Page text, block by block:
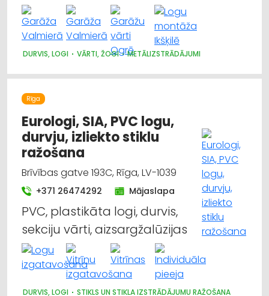
DURVIS, LOGI VĀRTI, ŽOGI METĀLIZSTRĀDĀJUMI
Rīga
Eurologi, SIA, PVC logu,
durvju, izliekto stiklu
ražošana
Brīvības gatve 193C, Rīga, LV-1039
+371 26474292 Mājaslapa
PVC, plastikāta logi, durvis,
sekciju vārti, aizsargžalūzijas
DURVIS, LOGI
STIKLS UN STIKLA IZSTRĀDĀJUMU RAŽOŠANA